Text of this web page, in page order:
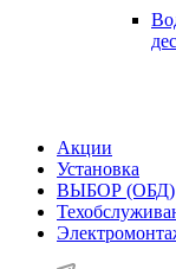
Акции
Установка
ВЫБОР (ОБД)